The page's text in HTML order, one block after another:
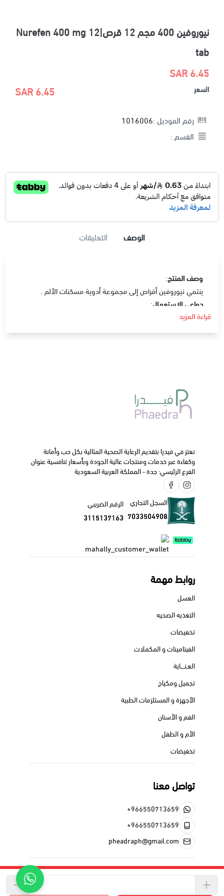
نيوروفين 400 مجم 12 قرص|Nurefen 400 mg 12
tab
6.45 SAR
السعر 6.45 SAR
رقم الموديل :1016006
القسم :
الوصف التعليقات
وصف المنتج:
ينتمي نيوروفين أقراص إلى مجموعة أدوية مسكنات الألم .
دواعي الإستعمال:
يحتوي على مادة الإيبوبروفين و هي مادة تنتمي إلى مجوعة
المسكنات الغير ايسترويدية و تمتاز بخصائصها المسكنة للآلام و
التهابات العظام أو أي التهابات في الجسم .
الجرعة و كيفية الاستخدام
مرة أو مرتين في اليوم .
التحذيرات و الاحتياطات اللازمة:
تناول أقراص بروف بعد الطعام لتجنب حدوث مشاكل في المعدة .
راقب ضغط الدم أثناء فترة العلاج .
لا يؤخذ للحامل في الثلاث شهور الأخيرة من الحمل .
الآثار الجانبية:
حرقة المعدة .
ننصحك دائما بالتواصل مع طبيبك الخاص أو الصيدلي قبل البدء
قراءة المزيد
نعتز في فيدرا بتقديم الرعاية الصحية المثالية بكل حب وأمانة
وكفاءة عبر خدمات ومنتجات عالية الجودة وبأسعار تنافسية عنوان
الفرع الرئيسي: جدة - المملكة العربية السعودية
السجل التجاري
7033504908
الرقم الضريبي
3115137163
روابط مهمة
العسل
التغذيه الصحيه
تخفيضات
الفيتامينات و المكملات
العـنــــاية
تجميل ومكياج
الأجهزة و المستلزمات الطبية
الفم و الأسنان
الأم و الطفل
تخفيضات
تواصل معنا
+966550713659
+966550713659
pheadraph@gmail.com
الحقوق محفوظة | 2026 فيدرا